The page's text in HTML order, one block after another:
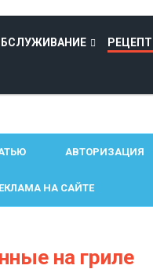
АВТОРИЗАЦИЯ
НА САЙТЕ
на гриле